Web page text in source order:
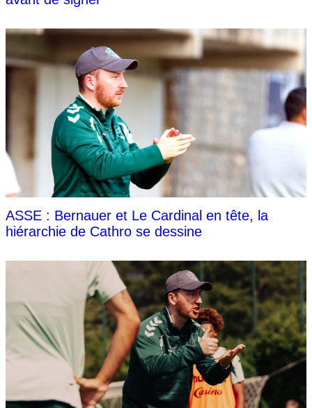
ASSE : Bernauer et Le Cardinal en tête, la
hiérarchie de Cathro se dessine